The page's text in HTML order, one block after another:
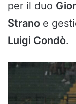
per il duo
Strano e
Luigi Condò.